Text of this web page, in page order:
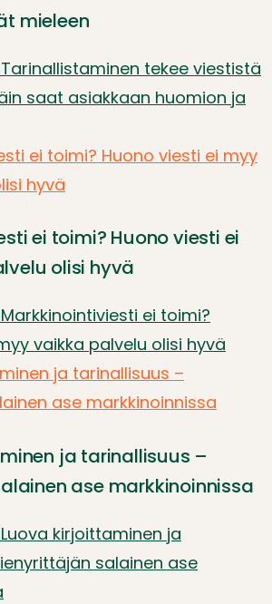
mieleen
Tarinallistaminen tekee viestistä
saat asiakkaan huomion ja
ei toimi? Huono viesti ei
olisi hyvä
Markkinointiviesti ei toimi?
vaikka palvelu olisi hyvä
ja tarinallisuus –
ase markkinoinnissa
Luova kirjoittaminen ja
salainen ase